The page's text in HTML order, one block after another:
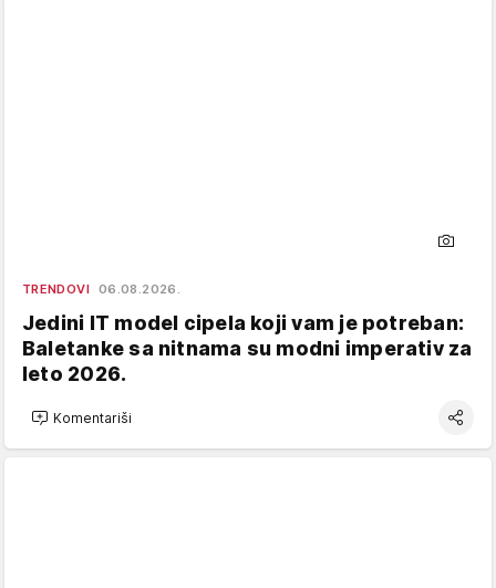
TRENDOVI 06.08.2026.
Jedini IT model cipela koji vam je potreban:
Baletanke sa nitnama su modni imperativ za
leto 2026.
Komentariši